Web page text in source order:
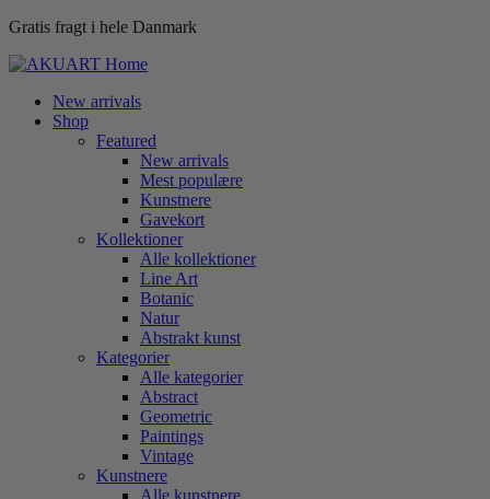
Gratis fragt i hele Danmark
New arrivals
Shop
Featured
New arrivals
Mest populære
Kunstnere
Gavekort
Kollektioner
Alle kollektioner
Line Art
Botanic
Natur
Abstrakt kunst
Kategorier
Alle kategorier
Abstract
Geometric
Paintings
Vintage
Kunstnere
Alle kunstnere